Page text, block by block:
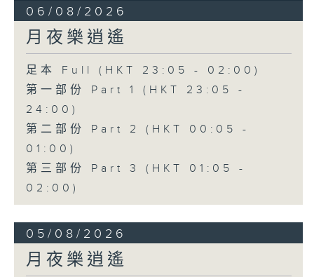
06/08/2026
月夜樂逍遙
足本 Full (HKT 23:05 - 02:00)
第一部份 Part 1 (HKT 23:05 -
24:00)
第二部份 Part 2 (HKT 00:05 -
01:00)
第三部份 Part 3 (HKT 01:05 -
02:00)
05/08/2026
月夜樂逍遙